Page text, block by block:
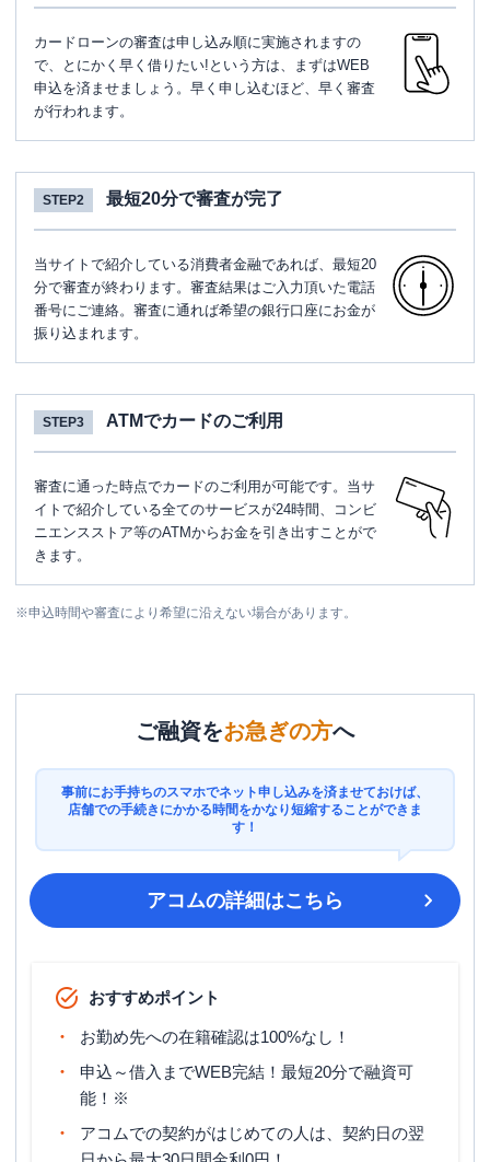
カードローンの審査は申し込み順に実施されますの
で、とにかく早く借りたい!という方は、まずはWEB
申込を済ませましょう。早く申し込むほど、早く審査
が行われます。
STEP2 最短20分で審査が完了
当サイトで紹介している消費者金融であれば、最短20
分で審査が終わります。審査結果はご入力頂いた電話
番号にご連絡。審査に通れば希望の銀行口座にお金が
振り込まれます。
STEP3 ATMでカードのご利用
審査に通った時点でカードのご利用が可能です。当サ
イトで紹介している全てのサービスが24時間、コンビ
ニエンスストア等のATMからお金を引き出すことがで
きます。
※申込時間や審査により希望に沿えない場合があります。
ご融資をお急ぎの方へ
事前にお手持ちのスマホでネット申し込みを済ませておけば、
店舗での手続きにかかる時間をかなり短縮することができま
す！
アコムの詳細はこちら
おすすめポイント
お勤め先への在籍確認は100%なし！
申込～借入までWEB完結！最短20分で融資可
能！※
アコムでの契約がはじめての人は、契約日の翌